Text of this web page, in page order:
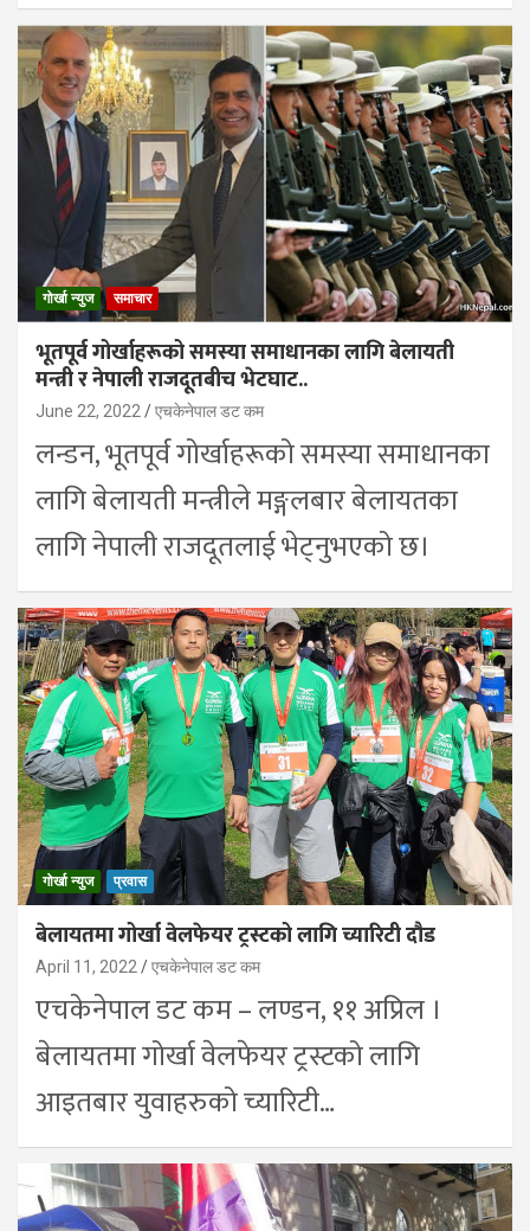
गोर्खा न्युज समाचार
भूतपूर्व गोर्खाहरूको समस्या समाधानका लागि बेलायती
मन्त्री र नेपाली राजदूतबीच भेटघाट..
June 22, 2022 एचकेनेपाल डट कम
लन्डन, भूतपूर्व गोर्खाहरूको समस्या समाधानका
लागि बेलायती मन्त्रीले मङ्गलबार बेलायतका
लागि नेपाली राजदूतलाई भेट्नुभएको छ।
गोर्खा न्युज प्रवास
बेलायतमा गोर्खा वेलफेयर ट्रस्टको लागि च्यारिटी दौड
April 11, 2022 एचकेनेपाल डट कम
एचकेनेपाल डट कम – लण्डन, ११ अप्रिल ।
बेलायतमा गोर्खा वेलफेयर ट्रस्टको लागि
आइतबार युवाहरुको च्यारिटी…